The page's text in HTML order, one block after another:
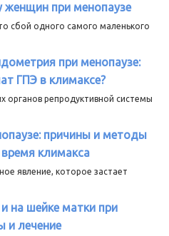
женщин при менопаузе
сбой одного самого маленького
при менопаузе:
ГПЭ в климаксе?
органов репродуктивной системы
причины и методы
климакса
явление, которое застает
на шейке матки при
и лечение